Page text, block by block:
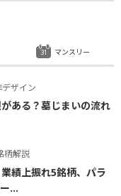
ザイン
がある？墓じまいの流れ
柄解説
業績上振れ5銘柄、パラ
...
マンスリー